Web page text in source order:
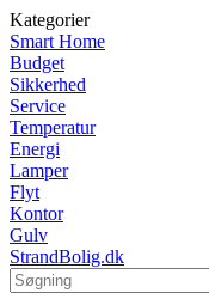
Kategorier
Smart Home
Budget
Sikkerhed
Service
Temperatur
Energi
Lamper
Flyt
Kontor
Gulv
StrandBolig.dk